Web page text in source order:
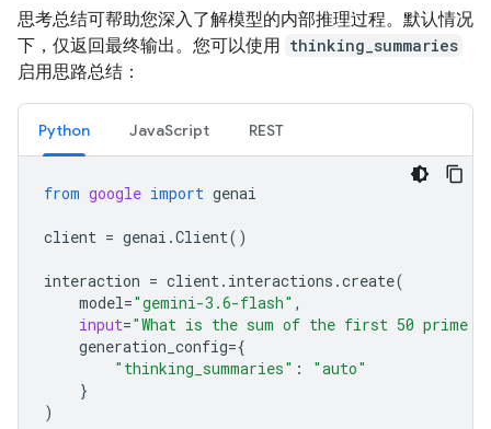
思考总结可帮助您深入了解模型的内部推理过程。默认情况
下，仅返回最终输出。您可以使用 thinking_summaries
启用思路总结：
Python JavaScript REST
from google import genai
client = genai .Client()
interaction = client. interactions .create(
model="gemini-3.6-flash" ,
input="What is the sum of the first 50 prime
generation_config={
"thinking_summaries" :
"auto"
}
)